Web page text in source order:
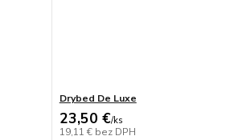
Drybed De Luxe
23,50 €/ks
19,11 € bez DPH